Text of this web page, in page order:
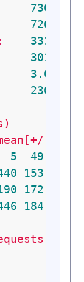
331.88
3013.167
3.013
23679.20
sd]
5
49.6
153.4
172.0
184.0